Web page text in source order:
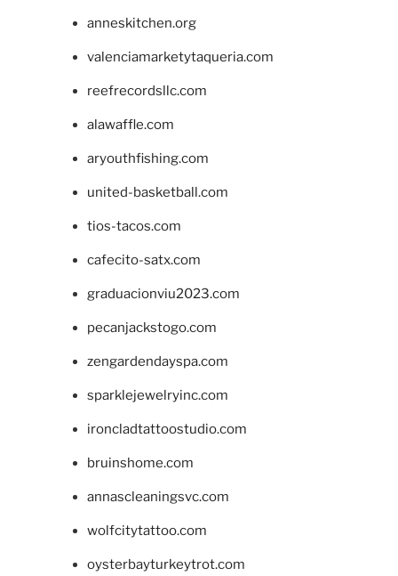
anneskitchen.org
valenciamarketytaqueria.com
reefrecordsllc.com
alawaffle.com
aryouthfishing.com
united-basketball.com
tios-tacos.com
cafecito-satx.com
graduacionviu2023.com
pecanjackstogo.com
zengardendayspa.com
sparklejewelryinc.com
ironcladtattoostudio.com
bruinshome.com
annascleaningsvc.com
wolfcitytattoo.com
oysterbayturkeytrot.com